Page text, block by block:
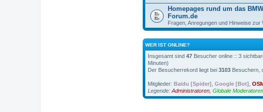
Homepages rund um das
Forum.de
Fragen, Anregungen und Hinweise zur
WER IST ONLINE?
Insgesamt sind 47 Besucher online :: 3
Minuten)
Der Besucherrekord liegt bei 3103 Besuchern,
Mitglieder: Baidu [Spider] Google [Bot]
Legende: Administratoren Globale Moderatoren